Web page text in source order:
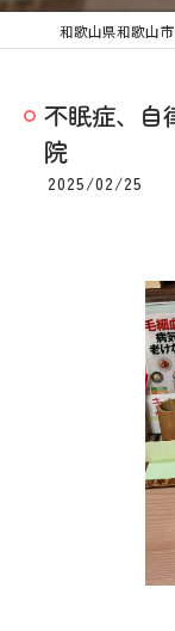
不眠症、自
院
2025/02/25